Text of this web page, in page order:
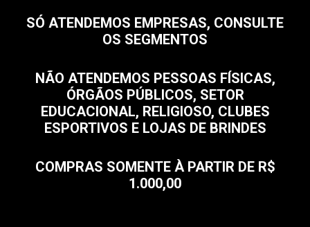
SÓ ATENDEMOS EMPRESAS, CONSULTE
OS SEGMENTOS
NÃO ATENDEMOS PESSOAS FÍSICAS,
ÓRGÃOS PÚBLICOS, SETOR
EDUCACIONAL, RELIGIOSO, CLUBES
ESPORTIVOS E LOJAS DE BRINDES
COMPRAS SOMENTE À PARTIR DE R$
1.000,00